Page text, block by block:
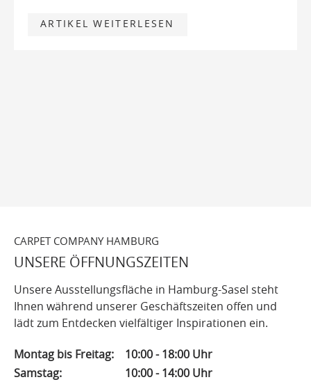
ARTIKEL WEITERLESEN
CARPET COMPANY HAMBURG
UNSERE ÖFFNUNGSZEITEN
Unsere Ausstellungsfläche in Hamburg-Sasel steht
Ihnen während unserer Geschäftszeiten offen und
lädt zum Entdecken vielfältiger Inspirationen ein.
Montag bis Freitag:
10:00 - 18:00 Uhr
Samstag:
10:00 - 14:00 Uhr